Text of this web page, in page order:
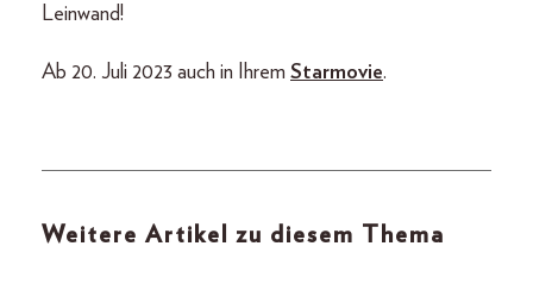
Leinwand!
Ab 20. Juli 2023 auch in Ihrem Starmovie.
Weitere Artikel zu diesem Thema